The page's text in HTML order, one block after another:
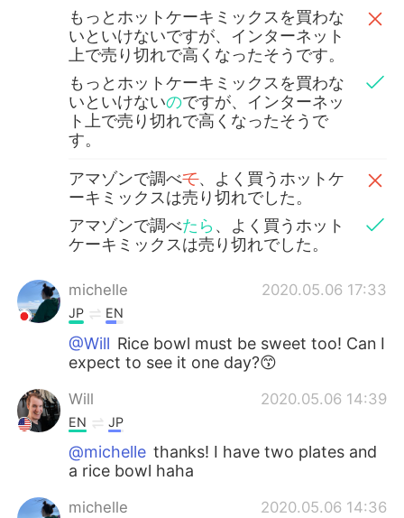
Português
もっとホットケーキミックスを買わな
いといけないですが、インターネット
上で売り切れで高くなったそうです。
もっとホットケーキミックスを買わな
いといけないのですが、インターネッ
ト上で売り切れで高くなったそうで
す。
アマゾンで調べて、よく買うホットケ
ーキミックスは売り切れでした。
アマゾンで調べたら 、よく買うホット
ケーキミックスは売り切れでした。
michelle 2020.05.06 17:33
JP EN
@Will Rice bowl must be sweet too! Can I
expect to see it one day?😙
Will 2020.05.06 14:39
EN JP
@michelle thanks! I have two plates and
a rice bowl haha
michelle 2020.05.06 14:36